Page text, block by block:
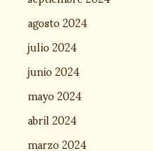
agosto 2024
julio 2024
junio 2024
mayo 2024
abril 2024
marzo 2024